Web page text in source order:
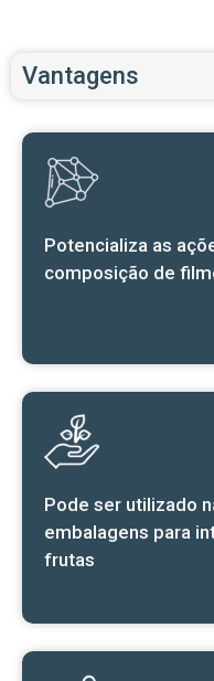
Vantagens
Potencializa as
composição de
Pode ser utilizado
embalagens para
frutas